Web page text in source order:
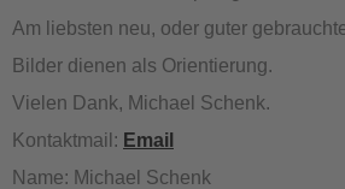
Am liebsten neu, oder guter
Bilder dienen als Orientierung.
Vielen Dank, Michael Schenk.
Kontaktmail: Email
Name: Michael Schenk